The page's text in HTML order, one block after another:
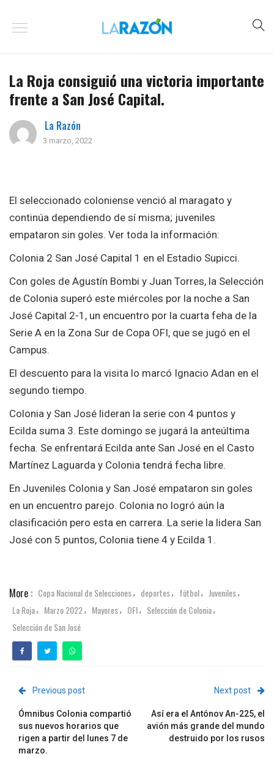
La Roja consiguió una victoria importante
frente a San José Capital.
La Razón
3 marzo, 2022
El seleccionado coloniense venció al maragato y
continúa dependiendo de sí misma; juveniles
empataron sin goles. Ver toda la información:
Colonia 2 San José Capital 1 en el Estadio Supicci.
Con goles de Agustín Bombi y Juan Torres, la Selección
de Colonia superó este miércoles por la noche a San
José Capital 2-1, un encuentro por la cuarta feha de la
Serie A en la Zona Sur de Copa OFI, que se jugó en el
Campus.
El descuento para la visita lo marcó Ignacio Adan en el
segundo tiempo.
Colonia y San José lideran la serie con 4 puntos y
Ecilda suma 3. Este domingo se jugará la anteúltima
fecha. Se enfrentará Ecilda ante San José en el Casto
Martínez Laguarda y Colonia tendrá fecha libre.
En Juveniles Colonia y San José empataron sin goles
en un encuentro parejo. Colonia no logró aún la
clasificación pero esta en carrera. La serie la lidera San
José con 5 puntos, Colonia tiene 4 y Ecilda 1.
More : Copa Nacional de Selecciones, deportes, fútbol, Juveniles,
La Roja, Marzo 2022, Mayores, OFI, Selección de Colonia,
Selección de San José
Previous post
Ómnibus Colonia compartió
sus nuevos horarios que
rigen a partir del lunes 7 de
marzo.
Next post
Así era el Antónov An-225, el
avión más grande del mundo
destruido por los rusos